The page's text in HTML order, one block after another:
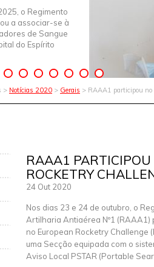
o Regimento
a associar-se à
de Sangue
do Espírito
> Notícias 2020 > Gerais > RAAA1 participou no
RAAA1
ROCKETRY
24 Out 2020
Nos dias 23 e 24 de outubro, o
Artilharia Antiaérea Nº1 (RAAA1)
no European Rocketry Challenge
uma Secção equipada com o
Aviso Local PSTAR (Portable